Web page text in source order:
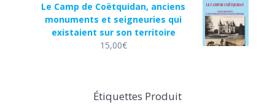
Le Camp de Coëtquidan, anciens
monuments et seigneuries qui
existaient sur son territoire
15,00€
Étiquettes Produit